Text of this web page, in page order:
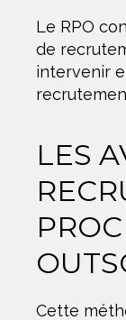
Le RPO
de
intervenir
LES
Cette